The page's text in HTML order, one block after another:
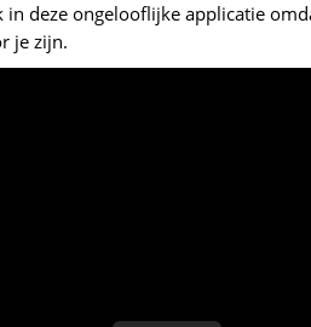
deze ongelooflijke applicatie
je zijn.